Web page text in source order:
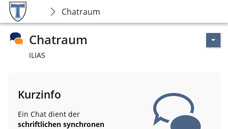
Chatraum
Chatraum
ILIAS
Kurzinfo
Ein Chat dient der
schriftlichen synchronen